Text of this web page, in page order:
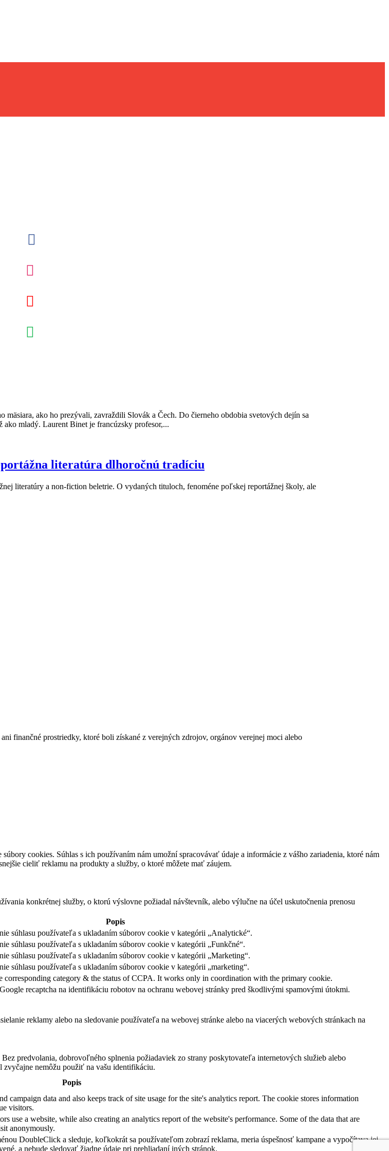
ako ho prezývali, zavraždili Slovák a Čech. Do čierneho obdobia svetových dejín sa
mladý. Laurent Binet je francúzsky profesor,...
literatúra dlhoročnú tradíciu
literatúry a non-fiction beletrie. O vydaných tituloch, fenoméne poľskej reportážnej školy, ale
finančné prostriedky, ktoré boli získané z verejných zdrojov, orgánov verejnej moci alebo
cookies. Súhlas s ich používaním nám umožní spracovávať údaje a informácie z vášho zariadenia, ktoré nám
cieliť reklamu na produkty a služby, o ktoré môžete mať záujem.
konkrétnej služby, o ktorú výslovne požiadal návštevník, alebo výlučne na účel uskutočnenia prenosu
Popis
súhlasu používateľa s ukladaním súborov cookie v kategórii „Analytické“.
súhlasu používateľa s ukladaním súborov cookie v kategórii „Funkčné“.
súhlasu používateľa s ukladaním súborov cookie v kategórii „Marketing“.
súhlasu používateľa s ukladaním súborov cookie v kategórii „marketing“.
corresponding category & the status of CCPA. It works only in coordination with the primary cookie.
recaptcha na identifikáciu robotov na ochranu webovej stránky pred škodlivými spamovými útokmi.
reklamy alebo na sledovanie používateľa na webovej stránke alebo na viacerých webových stránkach na
predvolania, dobrovoľného splnenia požiadaviek zo strany poskytovateľa internetových služieb alebo
zvyčajne nemôžu použiť na vašu identifikáciu.
Popis
campaign data and also keeps track of site usage for the site's analytics report. The cookie stores information
visitors.
a website, while also creating an analytics report of the website's performance. Some of the data that are
anonymously.
DoubleClick a sleduje, koľkokrát sa používateľom zobrazí reklama, meria úspešnosť kampane a vypočítava jej
a nebude sledovať žiadne údaje pri prehliadaní iných stránok.